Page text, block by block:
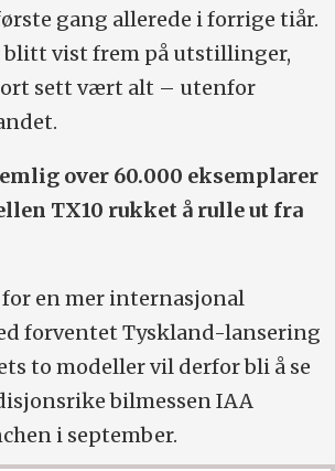
gang allerede i forrige tiår.
blitt vist frem på utstillinger,
sett vært alt – utenfor
over 60.000 eksemplarer
TX10 rukket å rulle ut fra
en mer internasjonal
forventet Tyskland-lansering
to modeller vil derfor bli å se
bilmessen IAA
i september.